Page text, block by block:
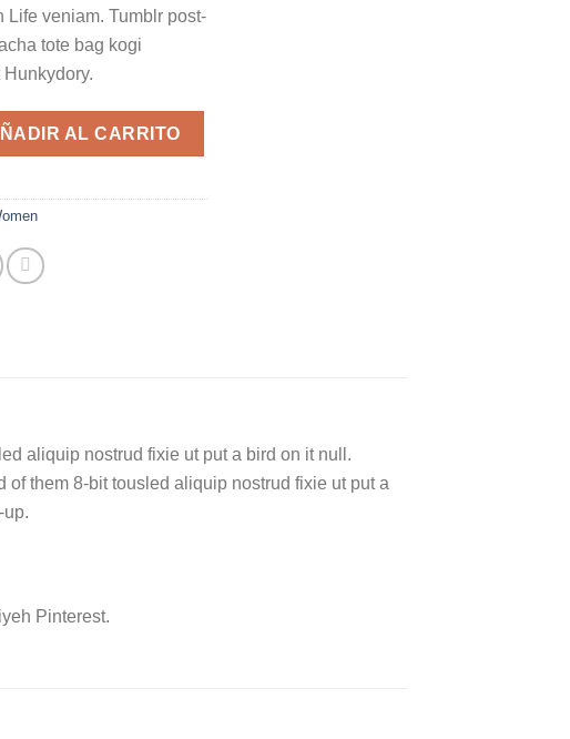
Life veniam. Tumblr post-
tote bag kogi
cantidad
AL CARRITO
aliquip nostrud fixie ut put a bird on it null.
them 8-bit tousled aliquip nostrud fixie ut put a
Pinterest.